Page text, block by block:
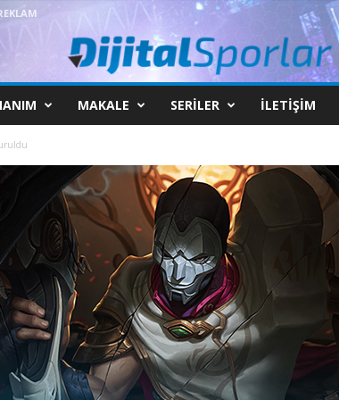
MAKALE SERILER İLETIŞIM